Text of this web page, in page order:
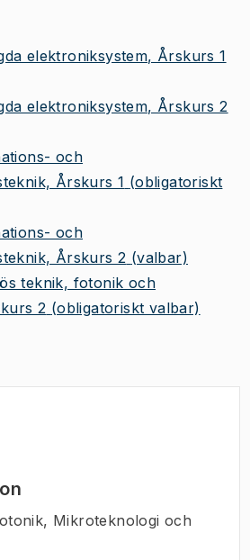
elektroniksystem, Årskurs 1
elektroniksystem, Årskurs 2
och
Årskurs 1 (obligatoriskt
och
Årskurs 2 (valbar)
teknik, fotonik och
2 (obligatoriskt valbar)
Mikroteknologi och